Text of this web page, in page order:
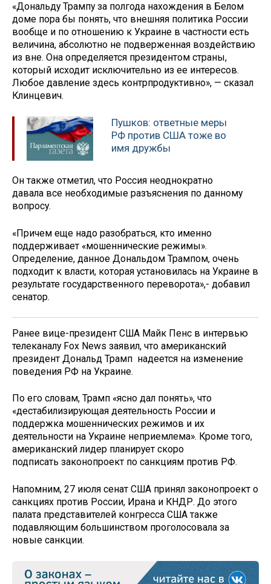
«Дональду Трампу за полгода нахождения в Белом
доме пора бы понять, что внешняя политика России
вообще и по отношению к Украине в частности есть
величина, абсолютно не подверженная воздействию
из вне. Она определяется президентом страны,
который исходит исключительно из ее интересов.
Любое давление здесь контрпродуктивно», — сказал
Клинцевич.
Пушков: ответные меры
РФ против США тоже во
имя дружбы
Он также отметил, что Россия неоднократно
давала все необходимые разъяснения по данному
вопросу.
«Причем еще надо разобраться, кто именно
поддерживает «мошеннические режимы».
Определение, данное Дональдом Трампом, очень
подходит к власти, которая установилась на Украине в
результате государственного переворота»,- добавил
сенатор.
Ранее вице-президент США Майк Пенс в интервью
телеканалу Fox News заявил, что американский
президент Дональд Трамп надеется на изменение
поведения РФ на Украине.
По его словам, Трамп «ясно дал понять», что
«дестабилизирующая деятельность России и
поддержка мошеннических режимов и их
деятельности на Украине неприемлема». Кроме того,
американский лидер планирует скоро
подписать законопроект по санкциям против РФ.
Напомним, 27 июля сенат США принял законопроект о
санкциях против России, Ирана и КНДР. До этого
палата представителей конгресса США также
подавляющим большинством проголосовала за
новые санкции.